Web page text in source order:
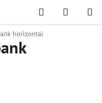
Suchen
horizontal